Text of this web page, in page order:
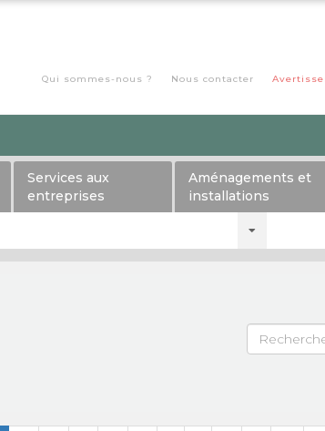
Qui sommes-nous ? Nous contacter
Services aux
entreprises
Aménagements et
installations